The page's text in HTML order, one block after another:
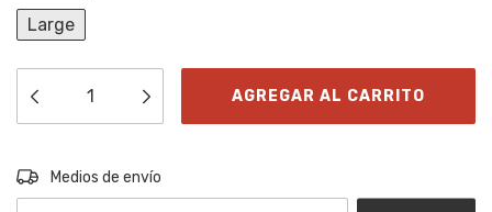
Large
Entregas para el CP:
Medios de envío